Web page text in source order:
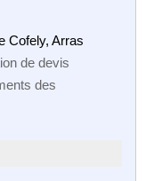
Cofely, Arras
de devis
des